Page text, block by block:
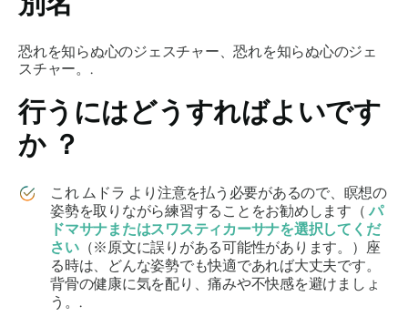
恐れを知らぬ心のジェスチャー、恐れを知らぬ心のジェ
スチャー。.
行うにはどうすればよいです
か ？
これ ムドラ より注意を払う必要があるので、瞑想の
姿勢を取りながら練習することをお勧めします（パ
ドマサナまたはスワスティカーサナを選択してくだ
さい（※原文に誤りがある可能性があります。）座
る時は、どんな姿勢でも快適であれば大丈夫です。
背骨の健康に気を配り、痛みや不快感を避けましょ
う。.